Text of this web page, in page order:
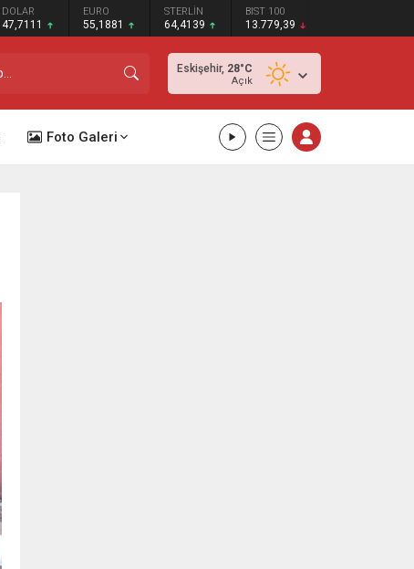
DOLAR
47,7111
EURO
55,1881
STERLİN
64,4139
BIST 100
13.779,39
Eskişehir, 28°C
Açık
Foto Galeri